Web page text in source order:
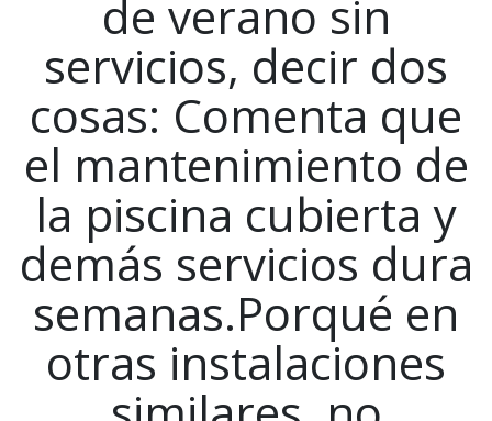
de verano sin
servicios, decir dos
cosas: Comenta que
el mantenimiento de
la piscina cubierta y
demás servicios dura
semanas.Porqué en
otras instalaciones